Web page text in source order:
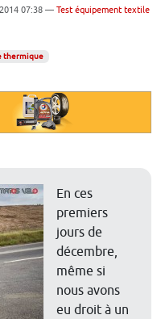
07:38 — Test équipement textile
thermique
En ces
premiers
jours de
décembre,
même si
nous avons
eu droit à un